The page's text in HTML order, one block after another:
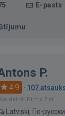
E-pasts
P.
4.9 · 107
vietnē: Pirms 7 st.
Latviski, По-